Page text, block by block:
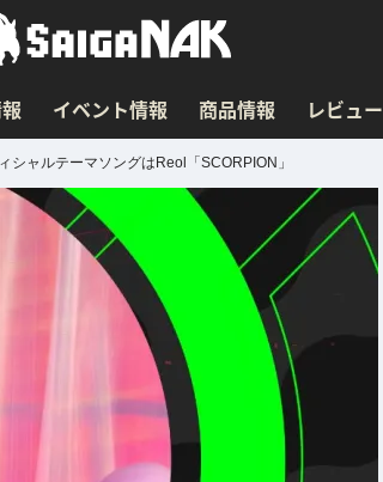
イベント情報 商品情報 レビュー
ャルテーマソングはReol「SCORPION」